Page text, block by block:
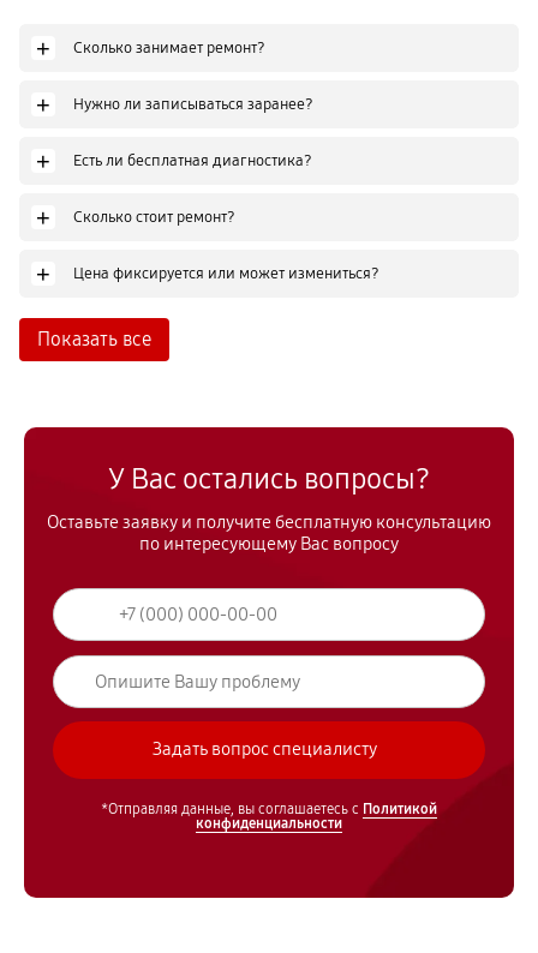
+ Сколько занимает ремонт?
+ Нужно ли записываться заранее?
+ Есть ли бесплатная диагностика?
+ Сколько стоит ремонт?
+ Цена фиксируется или может измениться?
Показать все
У Вас остались вопросы?
Оставьте заявку и получите бесплатную консультацию
по интересующему Вас вопросу
*Отправляя данные, вы соглашаетесь с Политикой
конфиденциальности